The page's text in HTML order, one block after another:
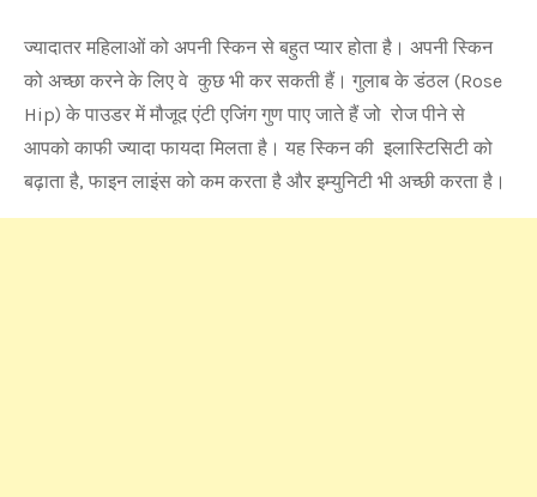
ज्यादातर महिलाओं को अपनी स्किन से बहुत प्यार होता है। अपनी स्किन
को अच्छा करने के लिए वे कुछ भी कर सकती हैं। गुलाब के डंठल (Rose
Hip) के पाउडर में मौजूद एंटी एजिंग गुण पाए जाते हैं जो रोज पीने से
आपको काफी ज्यादा फायदा मिलता है। यह स्किन की इलास्टिसिटी को
बढ़ाता है, फाइन लाइंस को कम करता है और इम्युनिटी भी अच्छी करता है।